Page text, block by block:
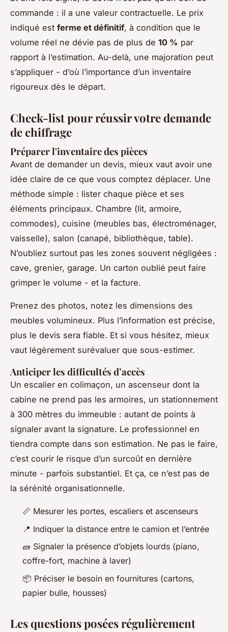
commande : il a une valeur contractuelle. Le prix
indiqué est ferme et définitif, à condition que le
volume réel ne dévie pas de plus de 10 % par
rapport à l’estimation. Au-delà, une majoration peut
s’appliquer - d’où l’importance d’un inventaire
rigoureux dès le départ.
Check-list pour réussir votre demande
de chiffrage
Préparer l'inventaire des pièces
Avant de demander un devis, mieux vaut avoir une
idée claire de ce que vous comptez déplacer. Une
méthode simple : lister chaque pièce et ses
éléments principaux. Chambre (lit, armoire,
commodes), cuisine (meubles bas, électroménager,
vaisselle), salon (canapé, bibliothèque, table).
N’oubliez surtout pas les zones souvent négligées :
cave, grenier, garage. Un carton oublié peut faire
grimper le volume - et la facture.
Prenez des photos, notez les dimensions des
meubles volumineux. Plus l’information est précise,
plus le devis sera fiable. Et si vous hésitez, mieux
vaut légèrement surévaluer que sous-estimer.
Anticiper les difficultés d’accès
Un escalier en colimaçon, un ascenseur dont la
cabine ne prend pas les armoires, un stationnement
à 300 mètres du immeuble : autant de points à
signaler avant la signature. Le professionnel en
tiendra compte dans son estimation. Ne pas le faire,
c’est courir le risque d’un surcoût en dernière
minute - parfois substantiel. Et ça, ce n’est pas de
la sérénité organisationnelle.
📏 Mesurer les portes, escaliers et ascenseurs
📍 Indiquer la distance entre le camion et l’entrée
🧱 Signaler la présence d’objets lourds (piano,
coffre-fort, machine à laver)
📦 Préciser le besoin en fournitures (cartons,
papier bulle, housses)
Les questions posées régulièrement